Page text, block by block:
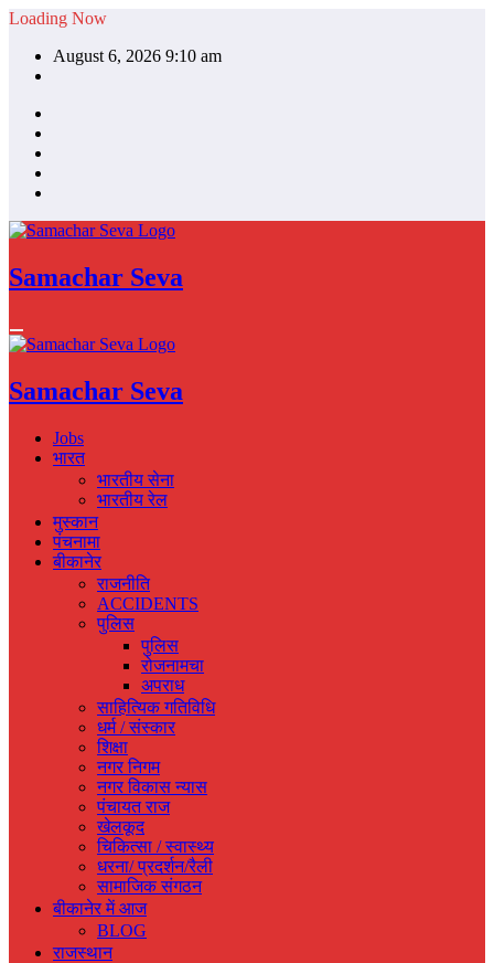
Skip
content
Loading Now
August 6, 2026 9:10 am
Samachar Seva
Samachar Seva
Jobs
भारत
भारतीय सेना
भारतीय रेल
मुस्‍कान
पंचनामा
बीकानेर
राजनीति
ACCIDENTS
पुलिस
पुलिस
रोजनामचा
अपराध
साहित्यिक गतिविधि
धर्म / संस्‍कार
शिक्षा
नगर निगम
नगर विकास न्‍यास
पंचायत राज
खेलकूद
चिकित्‍सा / स्‍वास्‍थ्‍य
धरना/ प्रदर्शन/रैली
सामाजिक संगठन
बीकानेर में आज
BLOG
राजस्‍थान